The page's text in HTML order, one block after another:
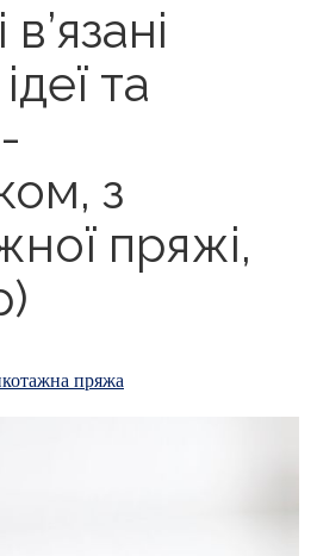
та
з
пряжі,
пряжа